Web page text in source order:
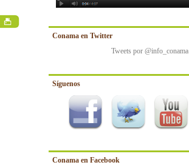
Conama en Twitter
Tweets por @info_conama
Síguenos
Conama en Facebook